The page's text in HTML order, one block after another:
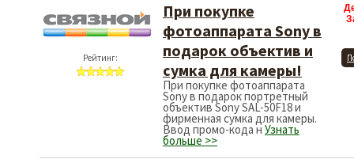
Рейтинг:
При покупке
фотоаппарата Sony в
подарок объектив и
сумка для камеры!
При покупке фотоаппарата
Sony в подарок портретный
объектив Sony SAL-50F18 и
фирменная сумка для камеры.
Ввод промо-кода н Узнать
больше >>